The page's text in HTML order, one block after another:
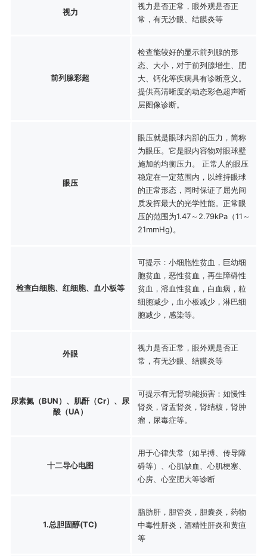
视力
视力是否正常，眼外观是否正
常，有无沙眼、结膜炎等
前列腺彩超
检查能较好的显示前列腺的形
态、大小，对于前列腺增生、肥
大、钙化等疾病具有诊断意义。
提供高清晰度的动态彩色超声断
层图像诊断。
眼压
眼压就是眼球内部的压力，简称
为眼压。它是眼内容物对眼球壁
施加的均衡压力。 正常人的眼压
稳定在一定范围内，以维持眼球
的正常形态，同时保证了屈光间
质发挥最大的光学性能。正常眼
压的范围为1.47～2.79kPa（11～
21mmHg)。
检查白细胞、红细胞、血小板等
可提示：小细胞性贫血，巨幼细
胞贫血，恶性贫血，再生障碍性
贫血，溶血性贫血，白血病，粒
细胞减少，血小板减少，淋巴细
胞减少，感染等。
外眼
视力是否正常，眼外观是否正
常，有无沙眼、结膜炎等
尿素氮（BUN）、肌酐（Cr）、尿
酸（UA）
可提示有无肾功能损害：如慢性
肾炎，肾盂肾炎，肾结核，肾肿
瘤，尿毒症等。
十二导心电图
用于心律失常（如早搏、传导障
碍等）、心肌缺血、心肌梗塞、
心房、心室肥大等诊断
1.总胆固醇(TC)
脂肪肝，胆管炎，胆囊炎，药物
中毒性肝炎，酒精性肝炎和黄疸
等